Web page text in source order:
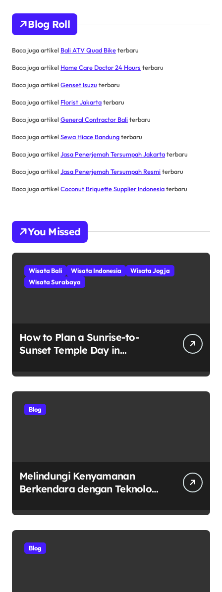
Blog Roll
Baca juga artikel Bali ATV Quad Biketerbaru
Baca juga artikel Home Care Doctor 24 Hours terbaru
Baca juga artikelGenset Isuzu terbaru
Baca juga artikel Florist Jakartaterbaru
Baca juga artikelGeneral Contractor Baliterbaru
Baca juga artikelSewa Hiace Bandungterbaru
Baca juga artikelJasa Penerjemah Tersumpah Jakartaterbaru
Baca juga artikelJasa Penerjemah Tersumpah Resmiterbaru
Baca juga artikelCoconut Briquette Supplier Indonesiaterbaru
You Missed
Wisata Bali Wisata Indonesia
Wisata Jogja
Wisata Surabaya
How to Plan a Sunrise-to-
Sunset Temple Day in
Blog
Melindungi Kenyamanan
Berkendara dengan Teknologi
sebagai Pelopor Kaca Film
Otomotif Premium
Blog